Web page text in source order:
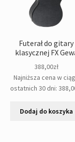
Futerał do gitary
klasycznej FX
388,00zł
Najniższa cena w
ostatnich 30 dni:
Dodaj do koszyka